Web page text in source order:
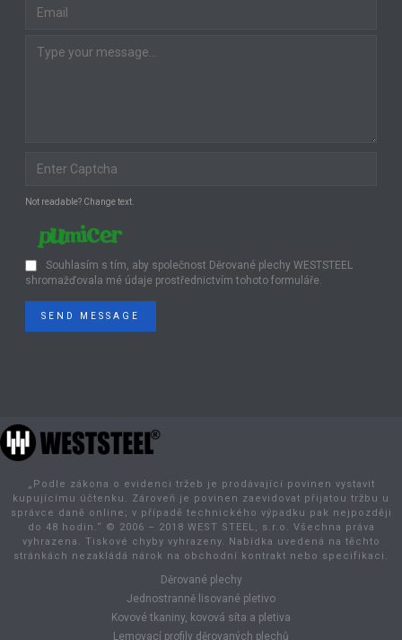
Not readable? Change text.
Souhlasím s tím, aby společnost Děrované plechy WESTSTEEL
shromažďovala mé údaje prostřednictvím tohoto formuláře.
SEND MESSAGE
„Podle zákona o evidenci tržeb je prodávající povinen vystavit
kupujícímu účtenku. Zároveň je povinen zaevidovat přijatou tržbu u
správce daně online; v případě technického výpadku pak nejpozději
do 48 hodin.“ © 2006 – 2018 WEST STEEL, s.r.o. Všechna práva
vyhrazena. Tiskové chyby vyhrazeny. Nabídka uvedená na těchto
stránkách nezakládá nárok na obchodní kontrakt nebo specifikaci.
Děrované plechy
Jednostranně lisované pletivo
Kovové tkaniny, kovová síta a pletiva
Lemovací profily děrovaných plechů